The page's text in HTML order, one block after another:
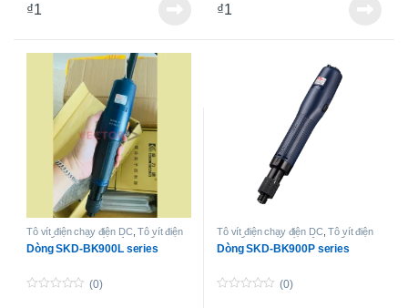
₫1 ₫1
Tô vít điện chạy điện DC,Tô vít điện
lực siết cao
Tô-vít không chổi than
lực siết cao
Dòng SKD-BK900L series
(0)
Tô vít điện chạy điện DC,Tô vít điện
lực siết cao
Tô-vít không chổi than
lực siết cao
Dòng SKD-BK900P series
(0)